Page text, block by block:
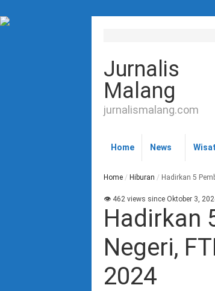
Jurnalis
Malang
jurnalismalang.com
Home News
Home / Hiburan / Hadirkan 5
👁 462 views since Oktober 3,
Hadirkan
Negeri,
2024